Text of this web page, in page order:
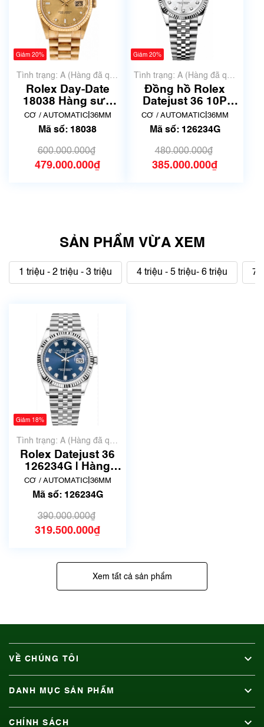
Giảm 20%
Tình trạng: A (Hàng đã qua
sử dụng nhưng rất đẹp,
không có xước)
Rolex Day-Date
18038 Hàng sưu
tầm còn rất đẹp
CƠ / AUTOMATIC| 36MM
Mã số: 18038
600.000.000₫
479.000.000₫
Giảm 20%
Tình trạng: A (Hàng đã qua
sử dụng nhưng rất đẹp,
không có xước)
Đồng hồ Rolex
Datejust 36 10P
Diamond 126234G
mặt số khảm xà cừ
CƠ / AUTOMATIC| 36MM
Mã số: 126234G
480.000.000₫
385.000.000₫
SẢN PHẨM VỪA XEM
1 triệu - 2 triệu - 3 triệu 4 triệu - 5 triệu- 6 triệu 7
Giảm 18%
Tình trạng: A (Hàng đã qua
sử dụng nhưng rất đẹp,
không có xước)
Rolex Datejust 36
126234G | Hàng
siêu lướt
CƠ / AUTOMATIC| 36MM
Mã số: 126234G
390.000.000₫
319.500.000₫
Xem tất cả sản phẩm
VỀ CHÚNG TÔI
DANH MỤC SẢN PHẨM
CHÍNH SÁCH